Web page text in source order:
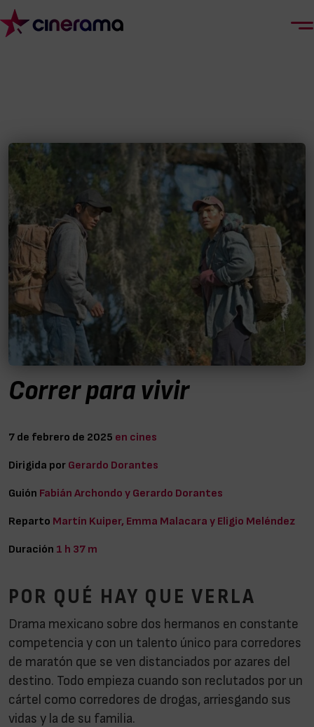
Correr para vivir
7 de febrero de 2025 en cines
Dirigida por Gerardo Dorantes
Guión Fabián Archondo y Gerardo Dorantes
Reparto Martín Kuiper, Emma Malacara y Eligio Meléndez
Duración 1 h 37 m
POR QUÉ HAY QUE VERLA
Drama mexicano sobre dos hermanos en constante
competencia y con un talento único para corredores
de maratón que se ven distanciados por azares del
destino. Todo empieza cuando son reclutados por un
cártel como corredores de drogas, arriesgando sus
vidas y la de su familia.